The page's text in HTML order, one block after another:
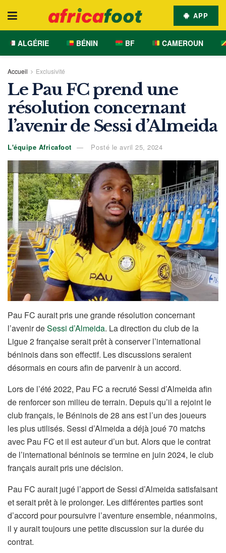
APP
ALGÉRIE BÉNIN BF CAMEROUN
Accueil Exclusivité
Le Pau FC prend une
résolution concernant
l’avenir de Sessi d’Almeida
L'équipe Africafoot Posté le avril 25, 2024
Pau FC aurait pris une grande résolution concernant
l’avenir deSessi d’Almeida. La direction du club de la
Ligue 2 française serait prêt à conserver l’international
béninois dans son effectif. Les discussions seraient
désormais en cours afin de parvenir à un accord.
Lors de l’été 2022, Pau FC a recruté Sessi d’Almeida afin
de renforcer son milieu de terrain. Depuis qu’il a rejoint le
club français, le Béninois de 28 ans est l’un des joueurs
les plus utilisés. Sessi d’Almeida a déjà joué 70 matchs
avec Pau FC et il est auteur d’un but. Alors que le contrat
de l’international béninois se termine en juin 2024, le club
français aurait pris une décision.
Pau FC aurait jugé l’apport de Sessi d’Almeida satisfaisant
et serait prêt à le prolonger. Les différentes parties sont
d’accord pour poursuivre l’aventure ensemble, néanmoins,
il y aurait toujours une petite discussion sur la durée du
contrat.